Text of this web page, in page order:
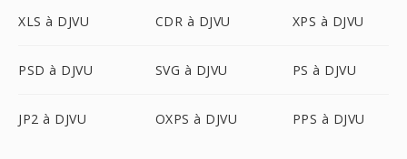
XLS à DJVU CDR à DJVU XPS à DJVU
PSD à DJVU SVG à DJVU PS à DJVU
JP2 à DJVU OXPS à DJVU PPS à DJVU